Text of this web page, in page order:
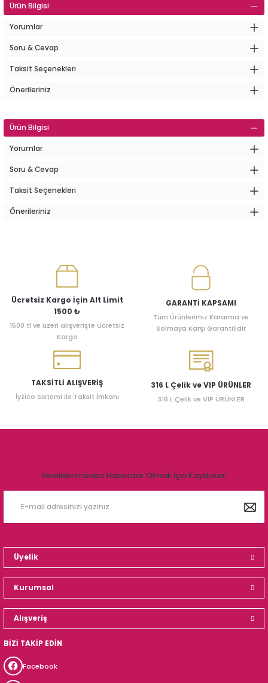
Ürün Bilgisi
Yorumlar
Soru & Cevap
Taksit Seçenekleri
Önerileriniz
Ürün Bilgisi
Yorumlar
Soru & Cevap
Taksit Seçenekleri
Önerileriniz
Ücretsiz Kargo İçin Alt Limit
1500 ₺
1500 tl ve üzeri alışverişte Ücretsiz
Kargo
GARANTİ KAPSAMI
Tüm Ürünlerimiz Kararma ve
Solmaya Karşı Garantilidir
TAKSİTLİ ALIŞVERİŞ
İyzico Sistemi ile Taksit İmkanı
316 L Çelik ve VIP ÜRÜNLER
316 L Çelik ve VIP ÜRÜNLER
Yeniliklerimizden Haberdar Olmak İçin Kaydulun!
Üyelik
Kurumsal
Alışveriş
BİZİ TAKİP EDİN
Facebook